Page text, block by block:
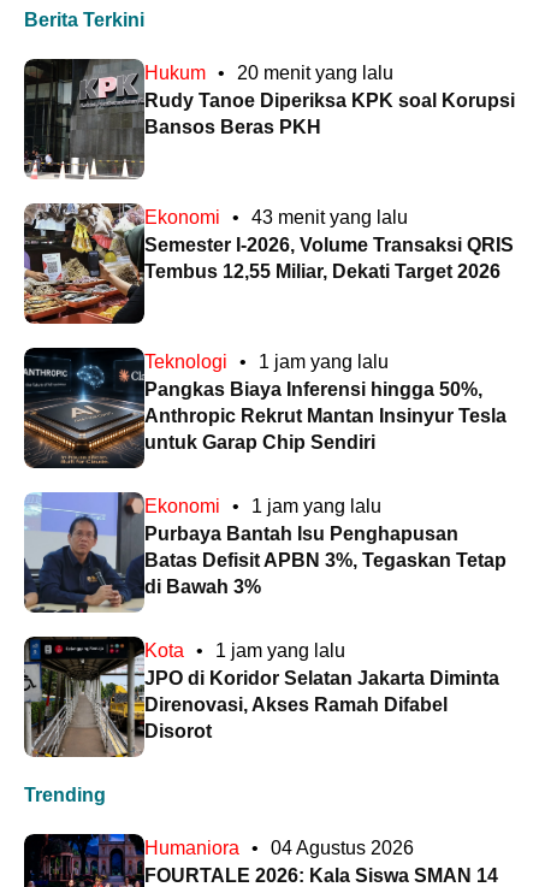
Berita Terkini
Hukum •
20 menit yang lalu
Rudy Tanoe Diperiksa KPK soal Korupsi
Bansos Beras PKH
Ekonomi •
43 menit yang lalu
Semester I-2026, Volume Transaksi QRIS
Tembus 12,55 Miliar, Dekati Target 2026
Teknologi •
1 jam yang lalu
Pangkas Biaya Inferensi hingga 50%,
Anthropic Rekrut Mantan Insinyur Tesla
untuk Garap Chip Sendiri
Ekonomi •
1 jam yang lalu
Purbaya Bantah Isu Penghapusan
Batas Defisit APBN 3%, Tegaskan Tetap
di Bawah 3%
Kota •
1 jam yang lalu
JPO di Koridor Selatan Jakarta Diminta
Direnovasi, Akses Ramah Difabel
Disorot
Trending
Humaniora •
04 Agustus 2026
FOURTALE 2026: Kala Siswa SMAN 14